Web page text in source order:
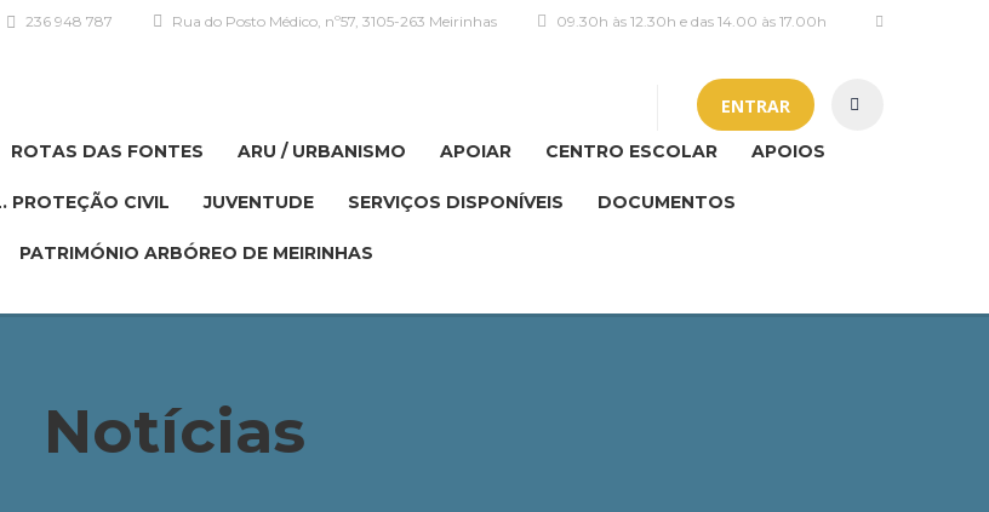
09.30h às 12.30h e das 14.00 às 17.00h
Rua do Posto Médico, nº57, 3105-263 Meirinhas
236 948 787
ENTRAR
ROTAS DAS FONTES ARU / URBANISMO APOIAR CENTRO ESCOLAR APOIOS
PROTEÇÃO CIVIL JUVENTUDE SERVIÇOS DISPONÍVEIS DOCUMENTOS
PATRIMÓNIO ARBÓREO DE MEIRINHAS
Notícias